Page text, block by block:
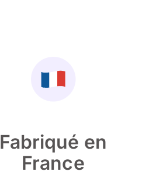
Fabriqué en
France